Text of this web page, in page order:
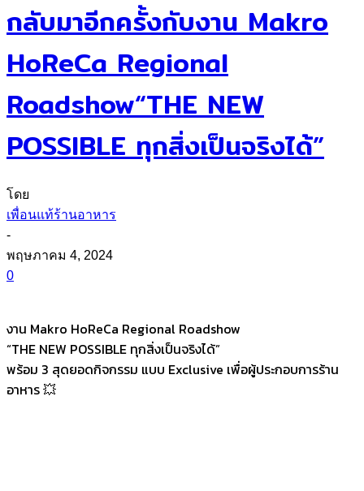
กลับมาอีกครั้งกับงาน Makro
HoReCa Regional
Roadshow“THE NEW
POSSIBLE ทุกสิ่งเป็นจริงได้”
โดย
เพื่อนแท้ร้านอาหาร
-
พฤษภาคม 4, 2024
0
งาน Makro HoReCa Regional Roadshow
“THE NEW POSSIBLE ทุกสิ่งเป็นจริงได้”
พร้อม 3 สุดยอดกิจกรรม แบบ Exclusive เพื่อผู้ประกอบการร้าน
อาหาร 💥